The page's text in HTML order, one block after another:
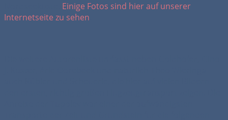
Einige Fotos sind hier auf unserer
Internetseite zu sehen